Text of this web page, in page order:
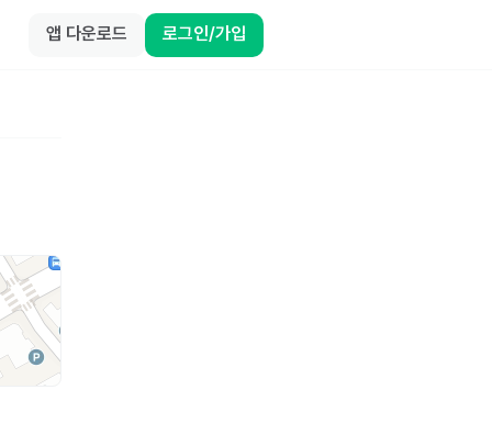
앱 다운로드 로그인/가입